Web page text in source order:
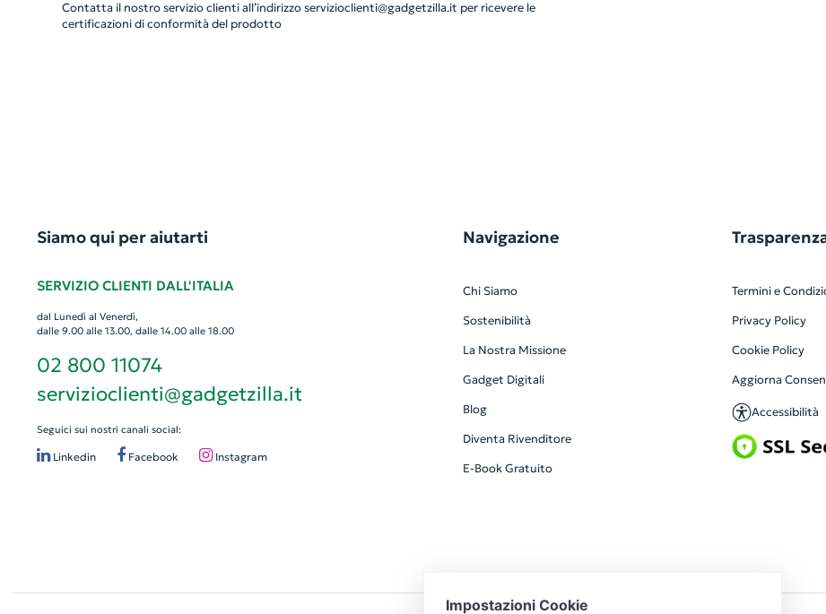
Contatta il nostro servizio clienti all’indirizzo servizioclienti@gadgetzilla.it per ricevere le
certificazioni di conformità del prodotto
Siamo qui per aiutarti
SERVIZIO CLIENTI DALL'ITALIA
dal Lunedì al Venerdì,
dalle 9.00 alle 13.00, dalle 14.00 alle 18.00
02 800 11074
servizioclienti@gadgetzilla.it
Seguici sui nostri canali social:
Linkedin Facebook Instagram
Navigazione
Chi Siamo
Sostenibilità
La Nostra Missione
Gadget Digitali
Blog
Diventa Rivenditore
E-Book Gratuito
Termini e
Privacy Policy
Cookie Policy
Aggiorna
Accessibilità